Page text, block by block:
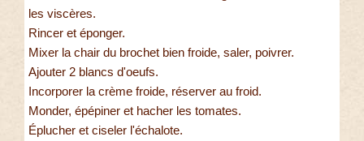
les viscères.
Rincer et éponger.
Mixer la chair du brochet bien froide, saler, poivrer.
Ajouter 2 blancs d'oeufs.
Incorporer la crème froide, réserver au froid.
Monder, épépiner et hacher les tomates.
Éplucher et ciseler l'échalote.